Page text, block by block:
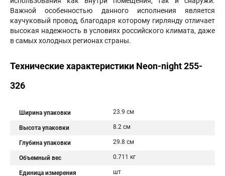
Важной особенностью данного исполнения является
каучуковый провод, благодаря которому гирлянду отличает
высокая надежность в условиях российского климата, даже
в самых холодных регионах страны.
Технические характеристики Neon-night 255-
326
Ширина упаковки 23.9 см
Высота упаковки 8.2 см
Глубина упаковки 29.8 см
Объемный вес 0.711 кг
Единица измерения шт